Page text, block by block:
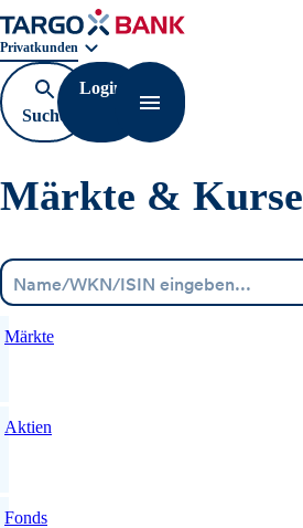
Geschäftsbereichnavigation. Aktuelle Auswahl:
Privatkunden
Suche
öffnen
Login
Navigation öffnen
Märkte & Kurse
Märkte
Aktien
Fonds